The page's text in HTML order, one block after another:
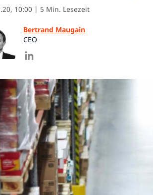
10:00 | 5 Min. Lesezeit
Bertrand Maugain
CEO